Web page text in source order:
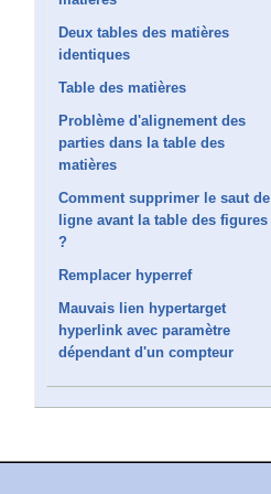
Deux tables des matières
identiques
Table des matières
Problème d'alignement des
parties dans la table des
matières
Comment supprimer le saut de
ligne avant la table des figures
?
Remplacer hyperref
Mauvais lien hypertarget
hyperlink avec paramètre
dépendant d'un compteur